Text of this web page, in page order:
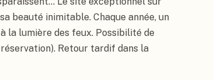
beauté inimitable. Chaque année, un
la lumière des feux. Possibilité de
Retour tardif dans la